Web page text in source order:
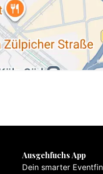
Ausgehfuchs App
Dein smarter